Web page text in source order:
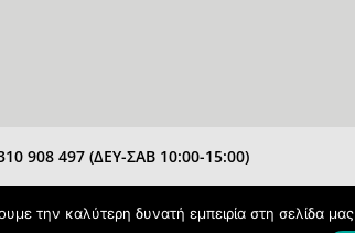
908 497 (ΔΕΥ-ΣΑΒ 10:00-15:00)
την καλύτερη δυνατή εμπειρία στη σελίδα